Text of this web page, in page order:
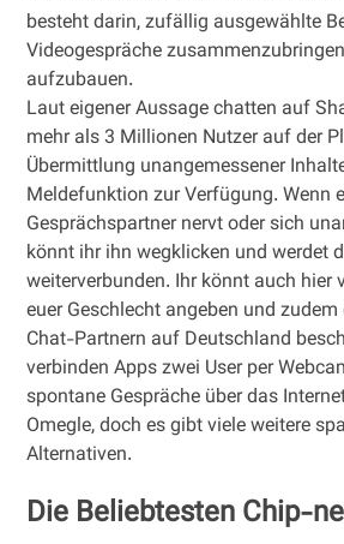
besteht darin, zufällig ausgewählte
Videogespräche
aufzubauen.
Laut eigener Aussage chatten auf
mehr als 3 Millionen Nutzer auf der
Übermittlung unangemessener
Meldefunktion zur Verfügung. Wenn
Gesprächspartner nervt oder sich
könnt ihr ihn wegklicken und werdet
weiterverbunden. Ihr könnt auch hier
euer Geschlecht angeben und
Chat-Partnern auf Deutschland
verbinden Apps zwei User per
spontane Gespräche über das
Omegle, doch es gibt viele weitere
Alternativen.
Die Beliebtesten Chip-